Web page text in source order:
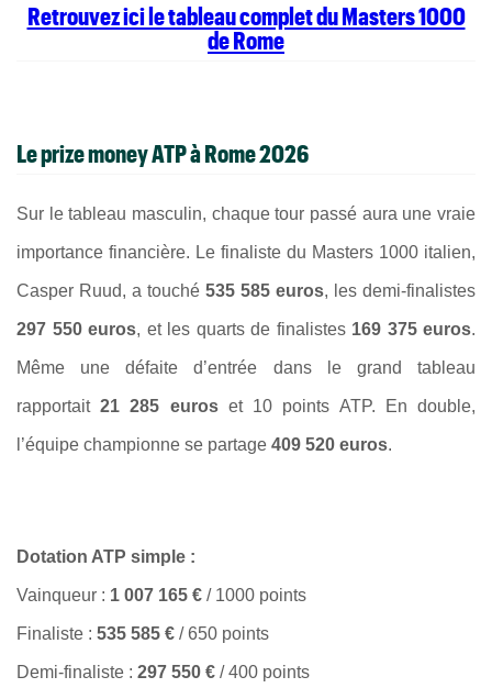
Retrouvez ici le tableau complet du Masters 1000
de Rome
Le prize money ATP à Rome 2026
Sur le tableau masculin, chaque tour passé aura une vraie
importance financière. Le finaliste du Masters 1000 italien,
Casper Ruud, a touché 535 585 euros, les demi-finalistes
297 550 euros, et les quarts de finalistes 169 375 euros.
Même une défaite d’entrée dans le grand tableau
rapportait21 285 euroset 10 points ATP. En double,
l’équipe championne se partage 409 520 euros.
Dotation ATP simple :
Vainqueur : 1 007 165 € / 1000 points
Finaliste : 535 585 € / 650 points
Demi-finaliste : 297 550 € / 400 points